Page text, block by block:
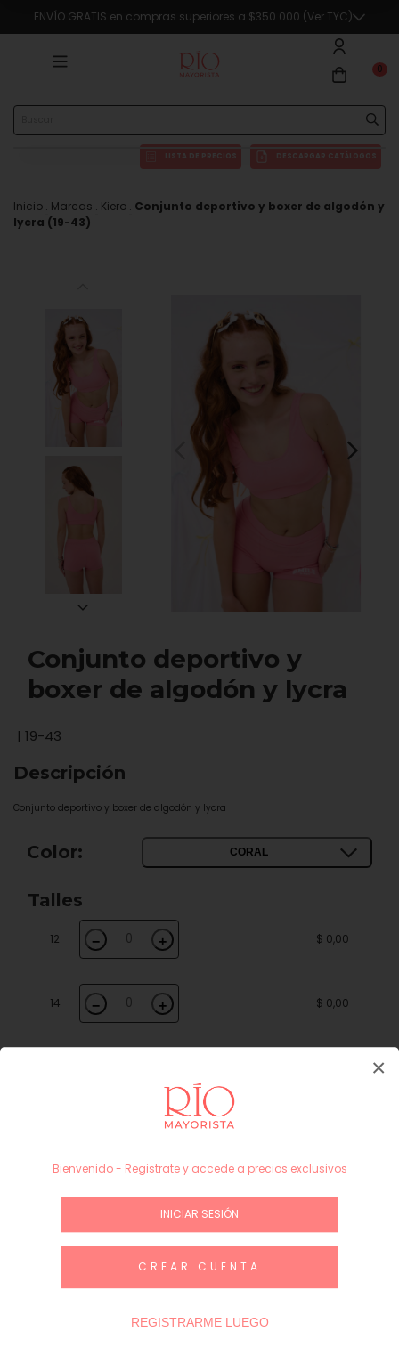
ENVÍO GRATIS en compras superiores a $350.000 (Ver TYC)
0
LISTA DE PRECIOS DESCARGAR CATÁLOGOS
Inicio . Marcas . Kiero . Conjunto deportivo y boxer de algodón y
lycra (19-43)
Conjunto deportivo y
boxer de algodón y lycra
| 19-43
Descripción
Conjunto deportivo y boxer de algodón y lycra
Color: CORAL
Talles
12 − + $ 0,00
14 − + $ 0,00
+
Guía de talles
Bienvenido - Registrate y accede a precios exclusivos
INICIAR SESIÓN
CREAR CUENTA
REGISTRARME LUEGO
×